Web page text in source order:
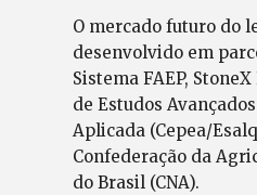
O mercado futuro do
desenvolvido em
Sistema FAEP,
de Estudos
Aplicada (Cepea/
Confederação da
do Brasil (CNA).